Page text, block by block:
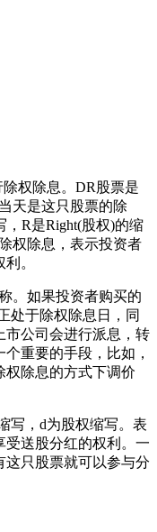
权除息。DR股票是
天是这只股票的除
，R是Right(股权)的缩
权除息，表示投资者
。
。如果投资者购买的
处于除权除息日，同
市公司会进行派息，转
重要的手段，比如，
权除息的方式下调价
写，d为股权缩写。表
受送股分红的权利。一
只股票就可以参与分